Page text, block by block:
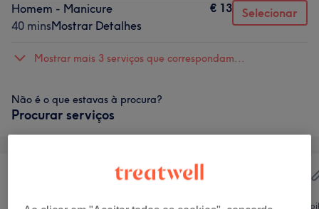
Homem - Manicure
40 minsMostrar Detalhes
€ 13 Selecionar
Mostrar mais 3 serviços que correspondam...
Não é o que estavas à procura?
Procurar serviços
Salão de